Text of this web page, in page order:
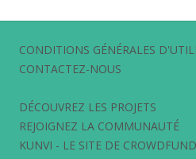
CONDITIONS GÉNÉRALES
CONTACTEZ-NOUS
DÉCOUVREZ LES PROJETS
REJOIGNEZ LA COMMUNAUTÉ
KUNVI - LE SITE DE